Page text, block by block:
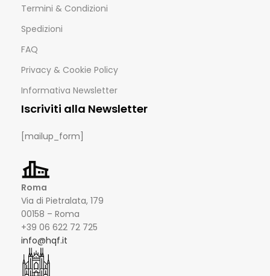
Termini & Condizioni
Spedizioni
FAQ
Privacy & Cookie Policy
Informativa Newsletter
Iscriviti alla Newsletter
[mailup_form]
Roma
Via di Pietralata, 179
00158 – Roma
+39 06 622 72 725
info@hqf.it